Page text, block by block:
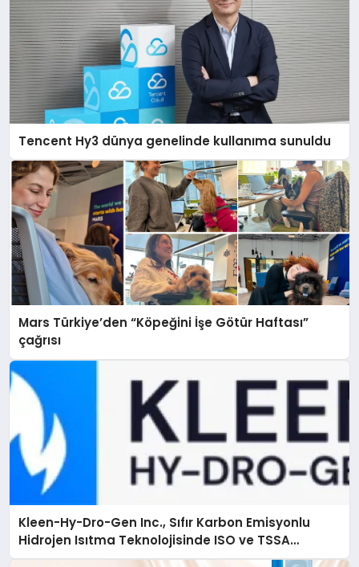
Tencent Hy3 dünya genelinde kullanıma sunuldu
Mars Türkiye’den “Köpeğini İşe Götür Haftası”
çağrısı
Kleen-Hy-Dro-Gen Inc., Sıfır Karbon Emisyonlu
Hidrojen Isıtma Teknolojisinde ISO ve TSSA
Düzenleyici Onaylarını Aldı